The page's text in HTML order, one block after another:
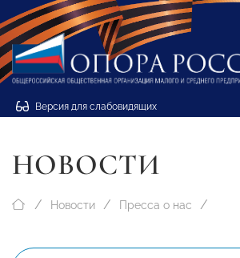
Версия для слабовидящих
НОВОСТИ
Новости Пресса о нас